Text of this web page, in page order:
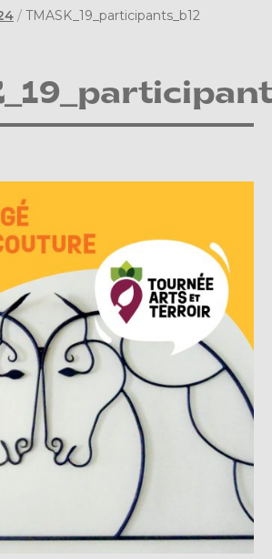
/ TMASK_19_participants_b12